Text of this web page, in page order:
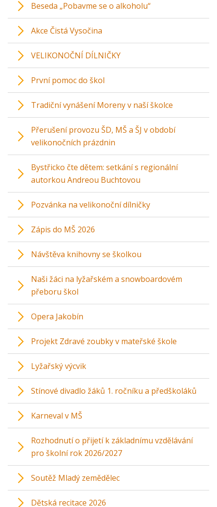
Beseda „Pobavme se o alkoholu“
Akce Čistá Vysočina
VELIKONOČNÍ DÍLNIČKY
První pomoc do škol
Tradiční vynášení Moreny v naší školce
Přerušení provozu ŠD, MŠ a ŠJ v období
velikonočních prázdnin
Bystřicko čte dětem: setkání s regionální
autorkou Andreou Buchtovou
Pozvánka na velikonoční dílničky
Zápis do MŠ 2026
Návštěva knihovny se školkou
Naši žáci na lyžařském a snowboardovém
přeboru škol
Opera Jakobín
Projekt Zdravé zoubky v mateřské škole
Lyžařský výcvik
Stínové divadlo žáků 1. ročníku a předškoláků
Karneval v MŠ
Rozhodnutí o přijetí k základnímu vzdělávání
pro školní rok 2026/2027
Soutěž Mladý zemědělec
Dětská recitace 2026